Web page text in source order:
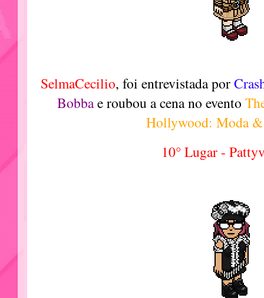
SelmaCecilio, foi entrevistada por
Bobbae roubou a cena no evento
Hollywood: Moda
10° Lugar -